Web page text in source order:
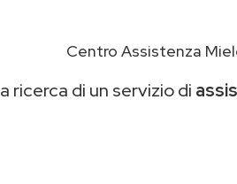
Centro Assistenza
ricerca di un servizio di